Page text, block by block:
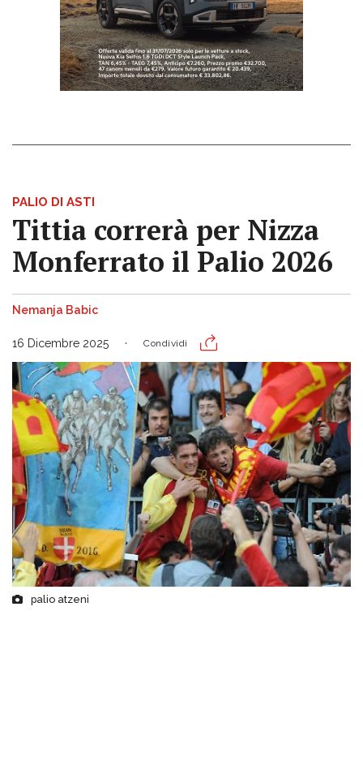
PALIO DI ASTI
Tittia correrà per Nizza
Monferrato il Palio 2026
Nemanja Babic
16 Dicembre 2025 Condividi
palio atzeni